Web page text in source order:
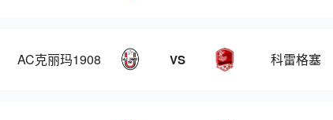
AC克丽玛1908 VS 科雷格塞